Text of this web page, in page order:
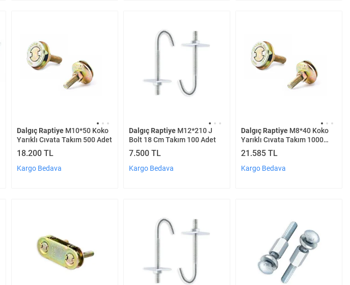
Dalgıç RaptiyeM10*50 Koko
Yarıklı Cıvata Takım 500 Adet
18.200 TL
Kargo Bedava
Dalgıç RaptiyeM12*210 J
Bolt 18 Cm Takım 100 Adet
7.500 TL
Kargo Bedava
Dalgıç RaptiyeM8*40 Koko
Yarıklı Cıvata Takım 1000
Adet
21.585 TL
Kargo Bedava